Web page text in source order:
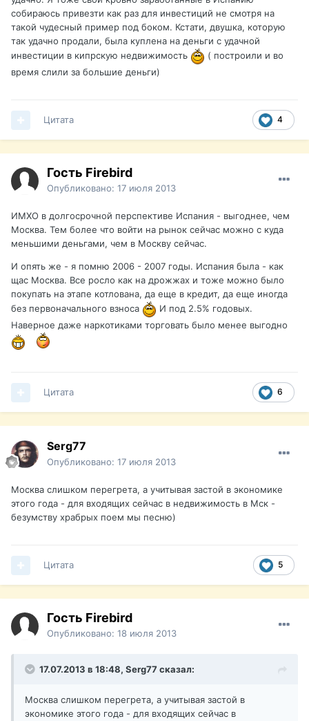
собираюсь привезти как раз для инвестиций не смотря на
такой чудесный пример под боком. Кстати, двушка, которую
так удачно продали, была куплена на деньги с удачной
инвестиции в кипрскую недвижимость
( построили и во
время слили за большие деньги)
4
Цитата
Гость Firebird
Опубликовано: 17 июля 2013
ИМХО в долгосрочной перспективе Испания - выгоднее, чем
Москва. Тем более что войти на рынок сейчас можно с куда
меньшими деньгами, чем в Москву сейчас.
И опять же - я помню 2006 - 2007 годы. Испания была - как
щас Москва. Все росло как на дрожжах и тоже можно было
покупать на этапе котлована, да еще в кредит, да еще иногда
без первоначального взноса
И под 2.5% годовых.
Наверное даже наркотиками торговать было менее выгодно
6
Цитата
Serg77
Опубликовано: 17 июля 2013
Москва слишком перегрета, а учитывая застой в экономике
этого года - для входящих сейчас в недвижимость в Мск -
безумству храбрых поем мы песню)
5
Цитата
Гость Firebird
Опубликовано: 18 июля 2013
17.07.2013 в 18:48, Serg77 сказал:
Москва слишком перегрета, а учитывая застой в
экономике этого года - для входящих сейчас в